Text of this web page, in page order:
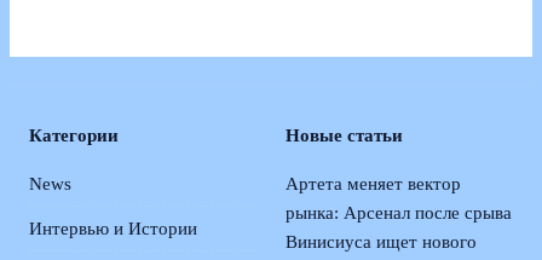
Категории
News
Интервью и Истории
Новые статьи
Артета меняет вектор
рынка: Арсенал после срыва
Винисиуса ищет нового